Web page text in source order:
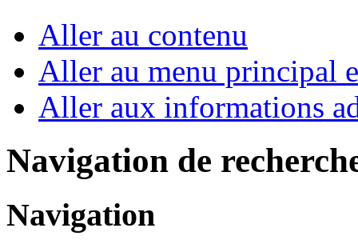
Aller au contenu
Aller au menu principal
Aller aux informations
Navigation de
Navigation